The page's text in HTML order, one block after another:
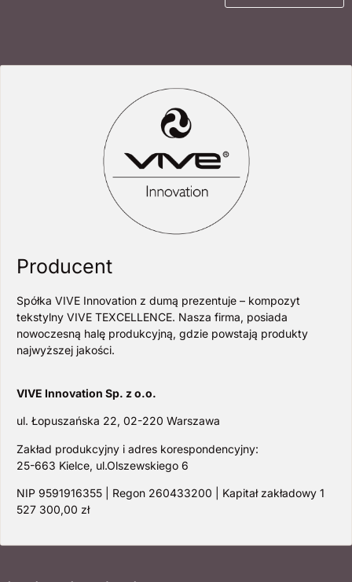
Producent
Spółka VIVE Innovation z dumą prezentuje – kompozyt
tekstylny VIVE TEXCELLENCE. Nasza firma, posiada
nowoczesną halę produkcyjną, gdzie powstają produkty
najwyższej jakości.
VIVE Innovation Sp. z o.o.
ul. Łopuszańska 22, 02-220 Warszawa
Zakład produkcyjny i adres korespondencyjny:
25-663 Kielce, ul.Olszewskiego 6
NIP 9591916355 | Regon 260433200 | Kapitał zakładowy 1
527 300,00 zł